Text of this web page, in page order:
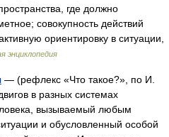
где должно
совокупность действий
ориентировку в ситуации,
энциклопедия
— (рефлекс «Что такое?», по И.
в разных системах
вызываемый любым
и обусловленный особой